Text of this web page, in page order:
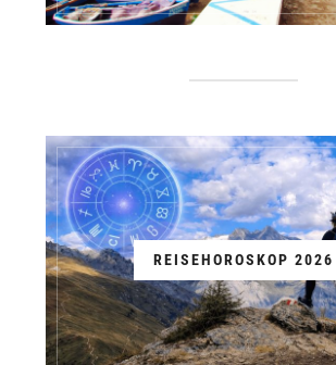
REISEHOROSKOP 2026